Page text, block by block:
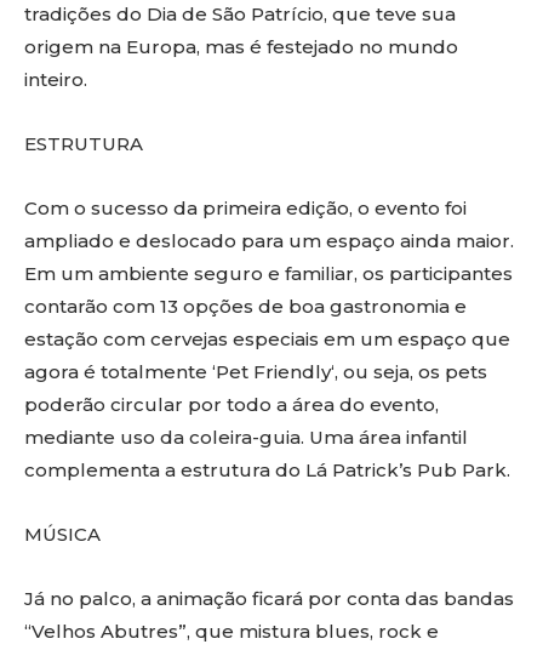
tradições do Dia de São Patrício, que teve sua
origem na Europa, mas é festejado no mundo
inteiro.
ESTRUTURA
Com o sucesso da primeira edição, o evento foi
ampliado e deslocado para um espaço ainda maior.
Em um ambiente seguro e familiar, os participantes
contarão com 13 opções de boa gastronomia e
estação com cervejas especiais em um espaço que
agora é totalmente ‘Pet Friendly‘, ou seja, os pets
poderão circular por todo a área do evento,
mediante uso da coleira-guia. Uma área infantil
complementa a estrutura do Lá Patrick’s Pub Park.
MÚSICA
Já no palco, a animação ficará por conta das bandas
“Velhos Abutres”, que mistura blues, rock e